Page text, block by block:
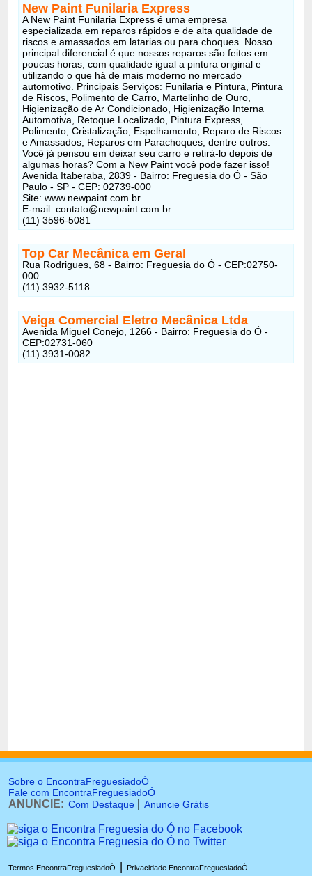
New Paint Funilaria Express
A New Paint Funilaria Express é uma empresa
especializada em reparos rápidos e de alta qualidade de
riscos e amassados em latarias ou para choques. Nosso
principal diferencial é que nossos reparos são feitos em
poucas horas, com qualidade igual a pintura original e
utilizando o que há de mais moderno no mercado
automotivo. Principais Serviços: Funilaria e Pintura, Pintura
de Riscos, Polimento de Carro, Martelinho de Ouro,
Higienização de Ar Condicionado, Higienização Interna
Automotiva, Retoque Localizado, Pintura Express,
Polimento, Cristalização, Espelhamento, Reparo de Riscos
e Amassados, Reparos em Parachoques, dentre outros.
Você já pensou em deixar seu carro e retirá-lo depois de
algumas horas? Com a New Paint você pode fazer isso!
Avenida Itaberaba, 2839 - Bairro: Freguesia do Ó - São
Paulo - SP - CEP: 02739-000
Site: www.newpaint.com.br
E-mail: contato@newpaint.com.br
(11) 3596-5081
Top Car Mecânica em Geral
Rua Rodrigues, 68 - Bairro: Freguesia do Ó - CEP:02750-
000
(11) 3932-5118
Veiga Comercial Eletro Mecânica Ltda
Avenida Miguel Conejo, 1266 - Bairro: Freguesia do Ó -
CEP:02731-060
(11) 3931-0082
Sobre o EncontraFreguesiadoÓ
Fale com EncontraFreguesiadoÓ
ANUNCIE: Com Destaque Anuncie Grátis
Termos EncontraFreguesiadoÓ Privacidade EncontraFreguesiadoÓ